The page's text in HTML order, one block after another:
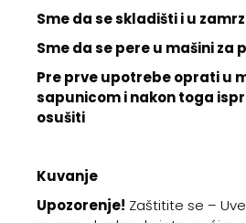
Sme da se skladišti i u
Sme da se pere u mašini za
Pre prve upotrebe oprati u
sapunicom i nakon toga
osušiti
Kuvanje
Upozorenje! Zaštitite se –